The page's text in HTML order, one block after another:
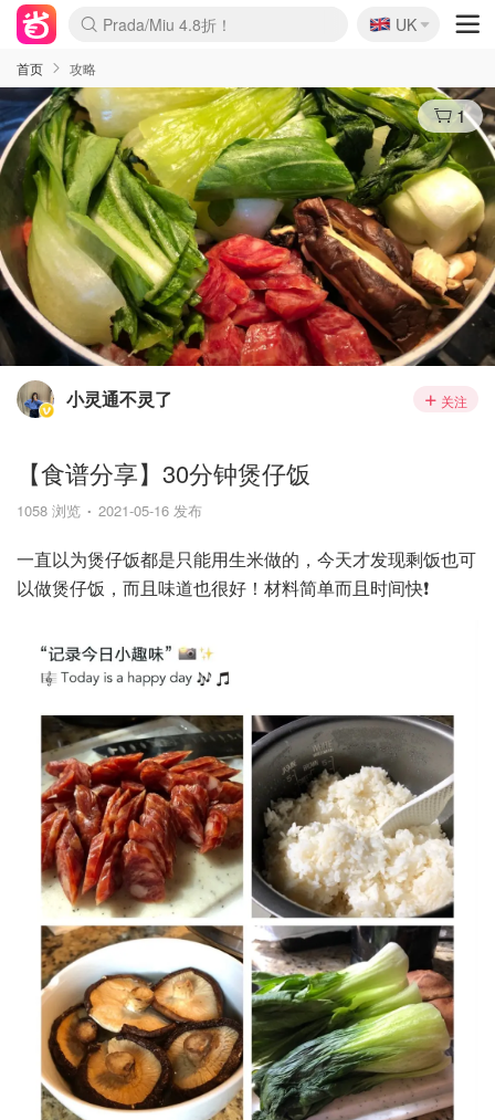
Prada/Miu 4.8折！
🇬🇧
UK
首页 攻略
1
小灵通不灵了 关注
【食谱分享】30分钟煲仔饭
1058 浏览 2021-05-16 发布
一直以为煲仔饭都是只能用生米做的，今天才发现剩饭也可
以做煲仔饭，而且味道也很好！材料简单而且时间快❗️